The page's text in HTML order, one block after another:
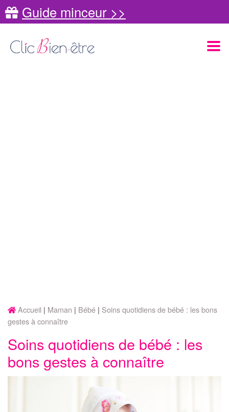
Guide minceur >>
Accueil Maman Bébé
Soins quotidiens de bébé : les bons
gestes à connaître
Soins quotidiens de bébé : les
bons gestes à connaître